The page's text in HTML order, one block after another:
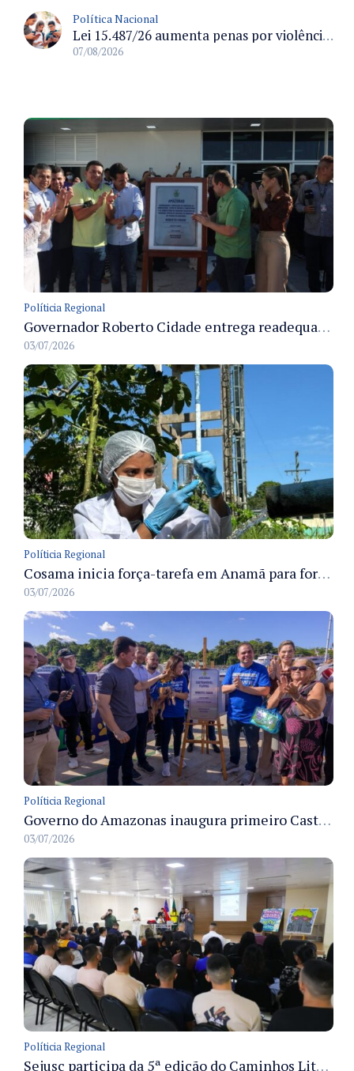
Política Nacional
Lei 15.487/26 aumenta penas por violência sexual digital contra crianças e adolescentes e autoriza ronda virtual para investigação
07/08/2026
Políticia Regional
Governador Roberto Cidade entrega readequação do ambulatório da FCecon e amplia capacidade de atendimento oncológico em Manaus
03/07/2026
Políticia Regional
Cosama inicia força-tarefa em Anamã para fortalecer abastecimento de água e segurança hídrica da população
03/07/2026
Políticia Regional
Governo do Amazonas inaugura primeiro Castramóvel Fluvial para atendimento veterinário às comunidades ribeirinhas e castração gratuita
03/07/2026
Políticia Regional
Sejusc participa da 5ª edição do Caminhos Literários com foco na cultura hip-hop nas unidades socioeducativas